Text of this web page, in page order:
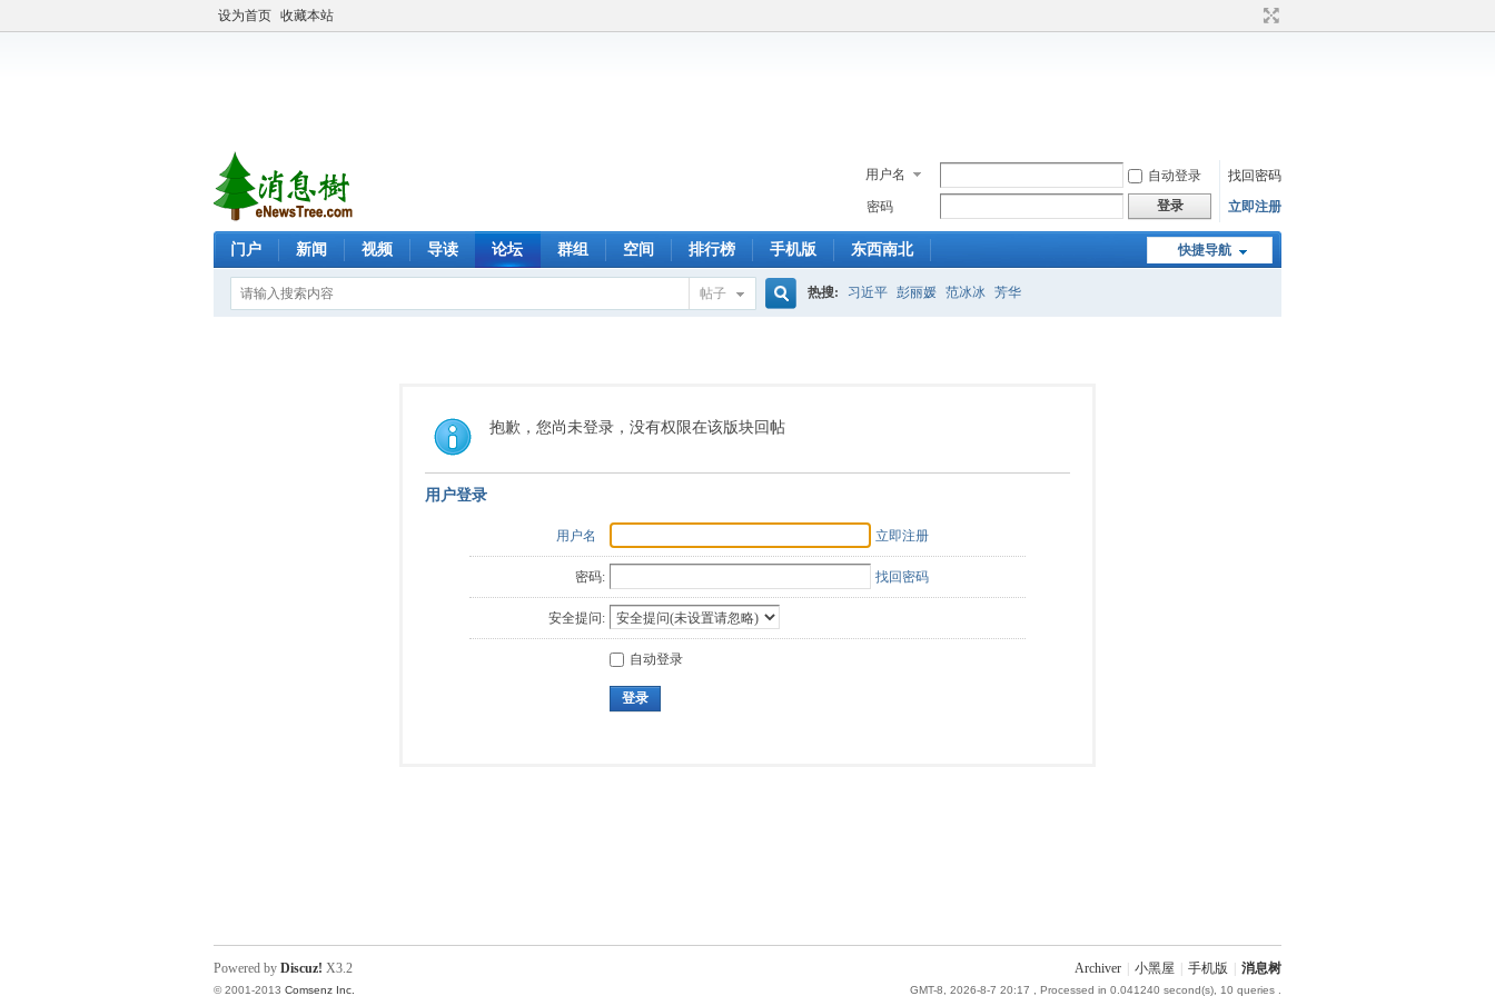
设为首页 收藏本站
用户名 自动登录
找回密码
密码
登录 立即注册
快捷导航
门户 新闻 视频 导读 论坛 群组 空间 排行榜 手机版 东西南北
帖子
索
热搜: 习近平 彭丽媛 范冰冰 芳华
抱歉，您尚未登录，没有权限在该版块回帖
用户登录
用户名 立即注册
密码: 找回密码
安全提问:
自动登录
登录
Archiver 小黑屋 手机版 消息树
GMT-8, 2026-8-7 20:17 , Processed in 0.041240 second(s), 10 queries .
Powered by Discuz! X3.2
© 2001-2013 Comsenz Inc.